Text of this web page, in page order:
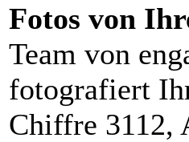
Fotos von
Team von
fotografiert
Chiffre 3112,